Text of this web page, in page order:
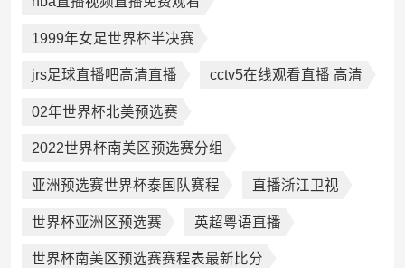
1999年女足世界杯半决赛
jrs足球直播吧高清直播 cctv5在线观看直播 高清
02年世界杯北美预选赛
2022世界杯南美区预选赛分组
亚洲预选赛世界杯泰国队赛程 直播浙江卫视
世界杯亚洲区预选赛 英超粤语直播
世界杯南美区预选赛赛程表最新比分